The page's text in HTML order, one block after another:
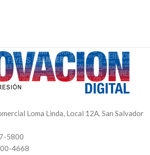
– $1.05
– $1.00
500 Unidades - $21.00
Con barniz:
100 Unidades - $15.00
250 Unidades - $20.00
500 Unidades - $26.00
Loma Linda, Local 12A. San Salvador
5800
4668